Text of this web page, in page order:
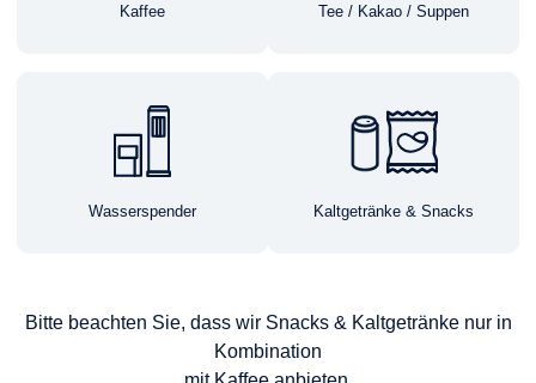
Kaffee Tee / Kakao / Suppen
Wasserspender Kaltgetränke & Snacks
Bitte beachten Sie, dass wir Snacks & Kaltgetränke nur in
Kombination